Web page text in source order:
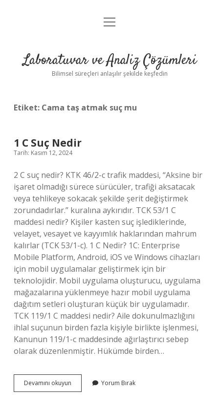
Anasayfa
Yasal Uyarı
menüyü
Laboratuvar ve Analiz Çözümleri
Bilimsel süreçleri anlaşılır şekilde keşfedin
Etiket: Cama taş atmak suç mu
1 C Suç Nedir
Tarih: Kasım 12, 2024
2 C suç nedir? KTK 46/2-c trafik maddesi, “Aksine bir
işaret olmadığı sürece sürücüler, trafiği aksatacak
veya tehlikeye sokacak şekilde şerit değiştirmek
zorundadırlar.” kuralına aykırıdır. TCK 53/1 C
maddesi nedir? Kişiler kasten suç işlediklerinde,
velayet, vesayet ve kayyımlık haklarından mahrum
kalırlar (TCK 53/1-c). 1 C Nedir? 1C: Enterprise
Mobile Platform, Android, iOS ve Windows cihazları
için mobil uygulamalar geliştirmek için bir
teknolojidir. Mobil uygulama oluşturucu, uygulama
mağazalarına yüklenmeye hazır mobil uygulama
dağıtım setleri oluşturan küçük bir uygulamadır.
TCK 119/1 C maddesi nedir? Aile dokunulmazlığını
ihlal suçunun birden fazla kişiyle birlikte işlenmesi,
Kanunun 119/1-c maddesinde ağırlaştırıcı sebep
olarak düzenlenmiştir. Hükümde birden…
Devamını okuyun
C
Yorum Bırak